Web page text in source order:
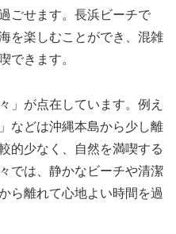
ごせます。長浜ビーチで
を楽しむことができ、混雑
できます。
」が点在しています。例え
などは沖縄本島から少し離
的少なく、自然を満喫する
では、静かなビーチや清潔
ら離れて心地よい時間を過